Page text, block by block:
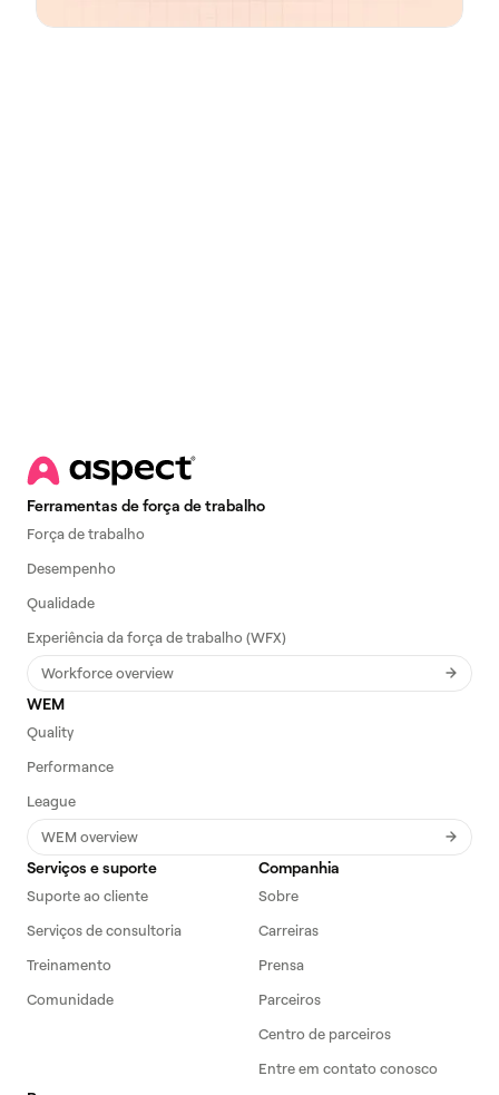
Ferramentas de força de trabalho
Força de trabalho
Desempenho
Qualidade
Experiência da força de trabalho (WFX)
Workforce overview
WEM
Quality
Performance
League
WEM overview
Serviços e suporte
Suporte ao cliente
Serviços de consultoria
Treinamento
Comunidade
Companhia
Sobre
Carreiras
Prensa
Parceiros
Centro de parceiros
Entre em contato conosco